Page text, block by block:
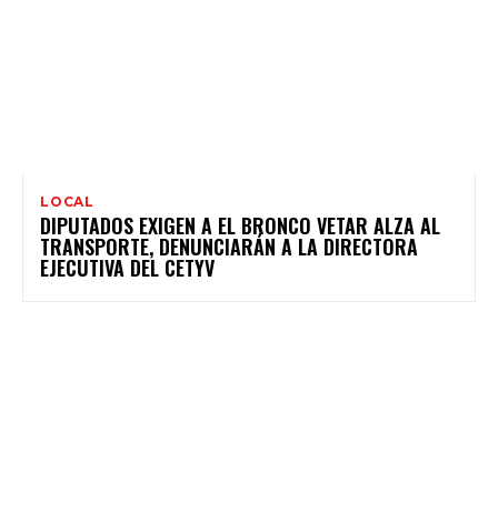
LOCAL
DIPUTADOS EXIGEN A EL BRONCO VETAR ALZA AL
TRANSPORTE, DENUNCIARÁN A LA DIRECTORA
EJECUTIVA DEL CETYV